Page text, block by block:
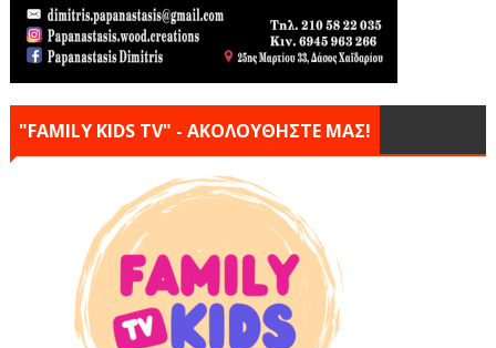
"FAMILY KIDS TV" - ΑΚΟΛΟΥΘΗΣΤΕ ΜΑΣ!